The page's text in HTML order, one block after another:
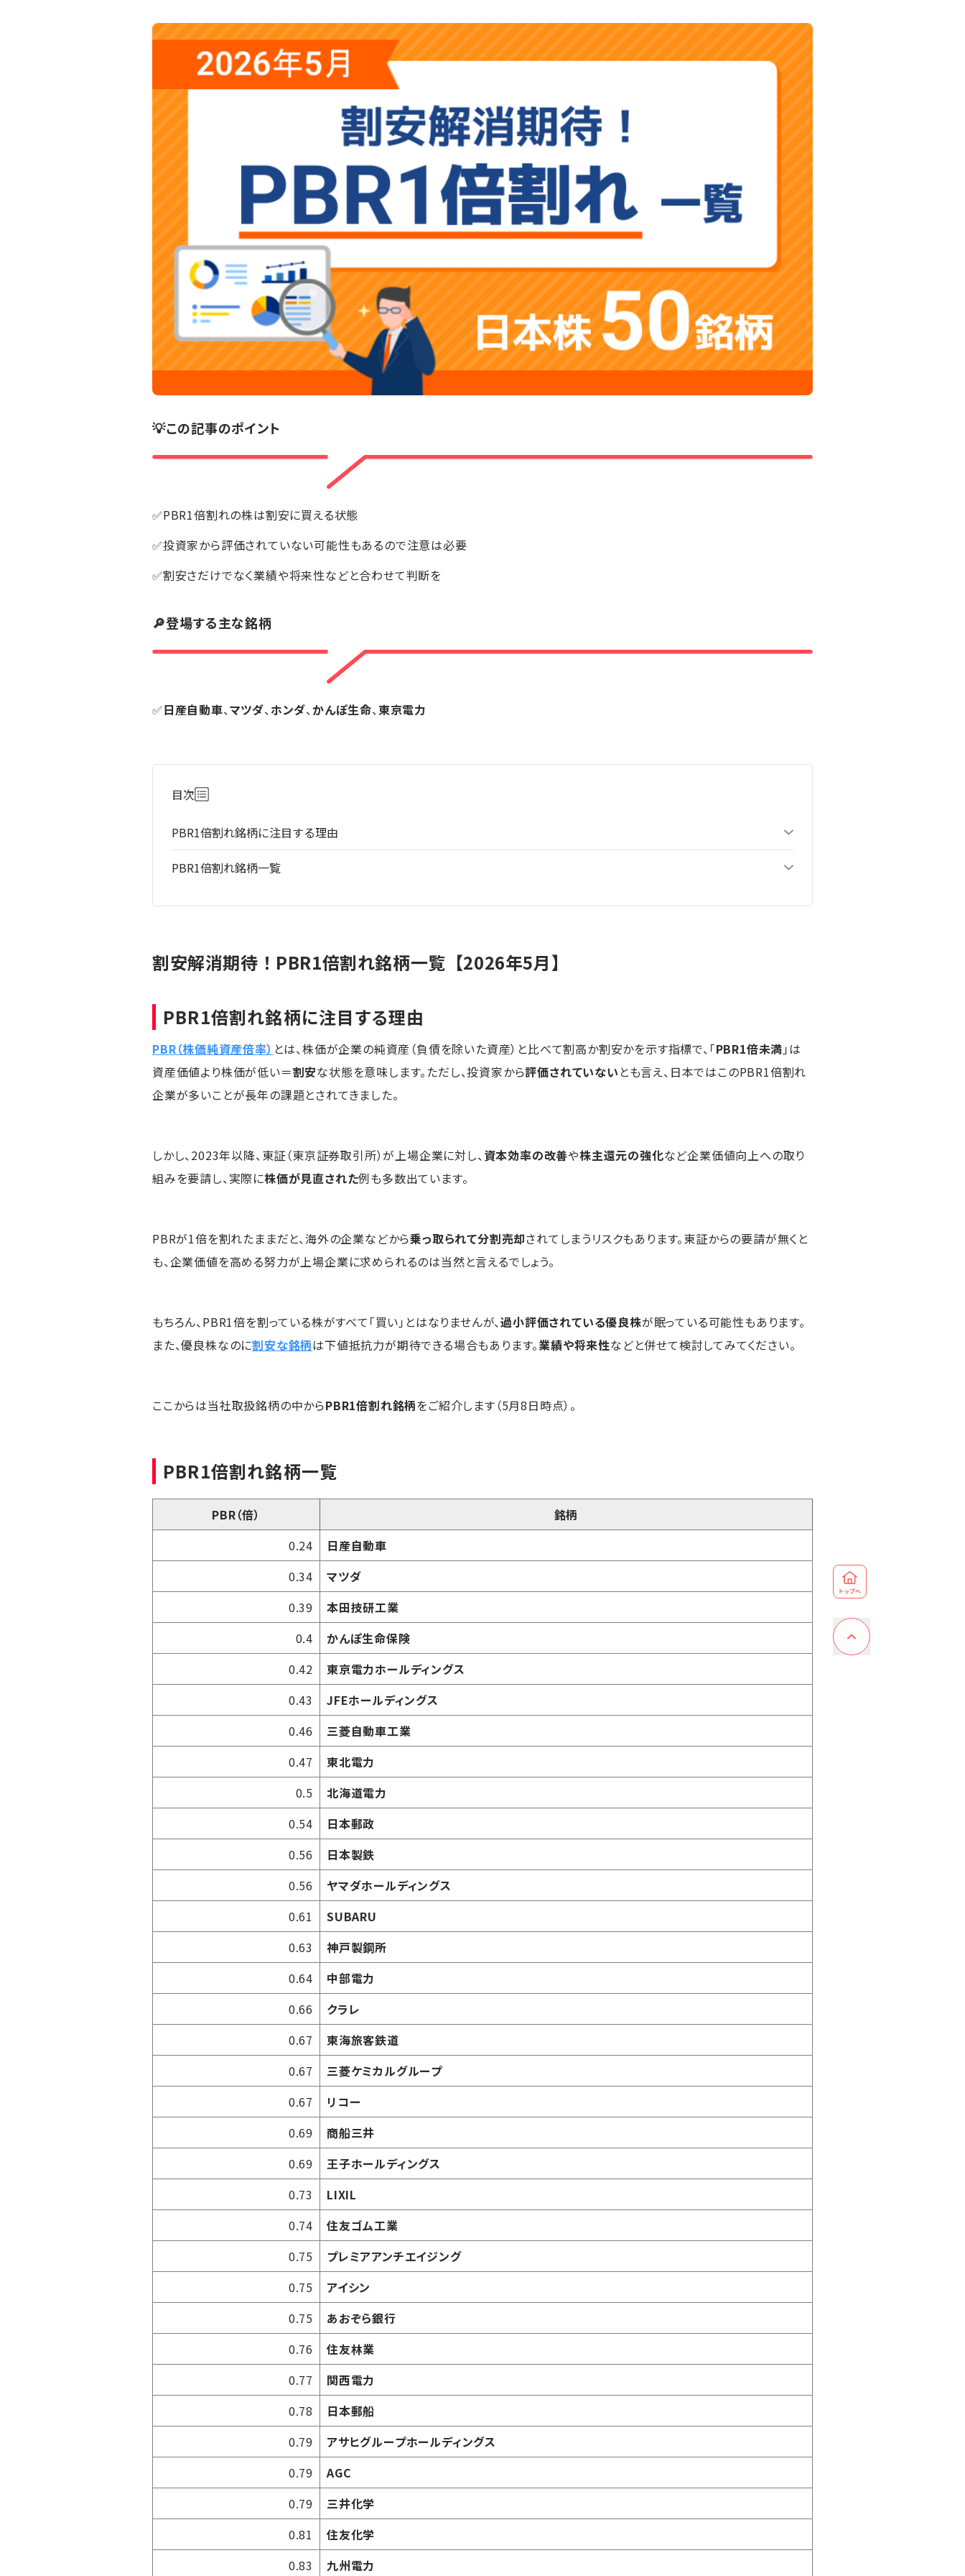
💡この記事のポイント
✅PBR1倍割れの株は割安に買える状態
✅投資家から評価されていない可能性もあるので注意は必要
✅割安さだけでなく業績や将来性などと合わせて判断を
🔎登場する主な銘柄
✅日産自動車、マツダ、ホンダ、かんぽ生命、東京電力
目次
PBR1倍割れ銘柄に注目する理由
PBR1倍割れ銘柄一覧
割安解消期待！PBR1倍割れ銘柄一覧【2026年5月】
PBR1倍割れ銘柄に注目する理由
PBR（株価純資産倍率） とは、株価が企業の純資産（負債を除いた資産）と比べて割高か割安かを示す指標で、「PBR1倍未満 」は
資産価値より株価が低い＝割安な状態を意味します。ただし、投資家から評価されていない とも言え、日本ではこのPBR1倍割れ
企業が多いことが長年の課題とされてきました。
しかし、2023年以降、東証（東京証券取引所）が上場企業に対し、資本効率の改善や株主還元の強化など企業価値向上への取り
組みを要請し、実際に株価が見直された例も多数出ています。
PBRが1倍を割れたままだと、海外の企業などから乗っ取られて分割売却されてしまうリスクもあります。東証からの要請が無くと
も、企業価値を高める努力が上場企業に求められるのは当然と言えるでしょう。
もちろん、PBR1倍を割っている株がすべて「買い」とはなりませんが、過小評価されている優良株が眠っている可能性もあります。
また、優良株なのに割安な銘柄は下値抵抗力が期待できる場合もあります。業績や将来性などと併せて検討してみてください。
ここからは当社取扱銘柄の中からPBR1倍割れ銘柄をご紹介します（5月8日時点）。
PBR1倍割れ銘柄一覧
PBR（倍）
銘柄
0.24
日産自動車
0.34
マツダ
0.39
本田技研工業
0.4
かんぽ生命保険
0.42
東京電力ホールディングス
0.43
JFEホールディングス
0.46
三菱自動車工業
0.47
東北電力
0.5
北海道電力
0.54
日本郵政
0.56
日本製鉄
0.56
ヤマダホールディングス
0.61
SUBARU
0.63
神戸製鋼所
0.64
中部電力
0.66
クラレ
0.67
東海旅客鉄道
0.67
三菱ケミカルグループ
0.67
リコー
0.69
商船三井
0.69
王子ホールディングス
0.73
LIXIL
0.74
住友ゴム工業
0.75
プレミアアンチエイジング
0.75
アイシン
0.75
あおぞら銀行
0.76
住友林業
0.77
関西電力
0.78
日本郵船
0.79
アサヒグループホールディングス
0.79
AGC
0.79
三井化学
0.81
住友化学
0.83
九州電力